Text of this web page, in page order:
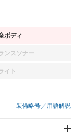
ボディ
り
ンスソナー
し
イト
し
装備略号／用語解説